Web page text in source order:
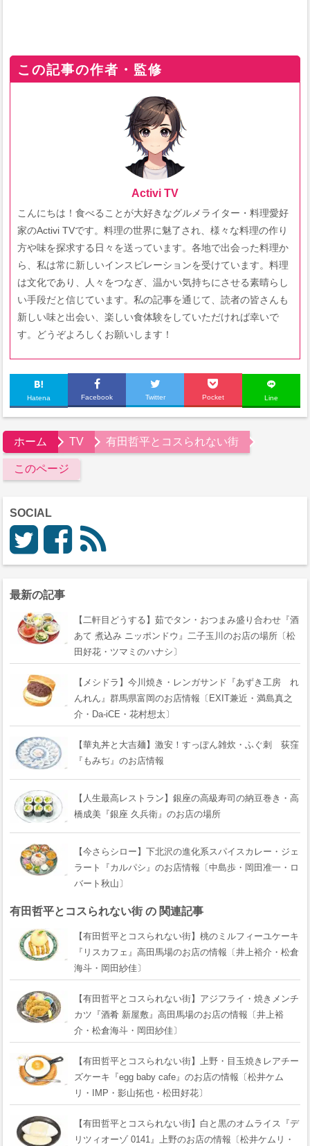
この記事の作者・監修
Activi TV
こんにちは！食べることが大好きなグルメライター・料理愛好
家のActivi TVです。料理の世界に魅了され、様々な料理の作り
方や味を探求する日々を送っています。各地で出会った料理か
ら、私は常に新しいインスピレーションを受けています。料理
は文化であり、人々をつなぎ、温かい気持ちにさせる素晴らし
い手段だと信じています。私の記事を通じて、読者の皆さんも
新しい味と出会い、楽しい食体験をしていただければ幸いで
す。どうぞよろしくお願いします！
Hatena Facebook Twitter Pocket Line
ホーム TV 有田哲平とコスられない街
このページ
SOCIAL
最新の記事
【二軒目どうする】茹でタン・おつまみ盛り合わせ『酒
あて 煮込み ニッポンドウ』二子玉川のお店の場所〔松
田好花・ツマミのハナシ〕
【メシドラ】今川焼き・レンガサンド『あずき工房 れ
んれん』群馬県富岡のお店情報〔EXIT兼近・満島真之
介・Da-iCE・花村想太〕
【華丸丼と大吉麺】激安！すっぽん雑炊・ふぐ刺 荻窪
『もみぢ』のお店情報
【人生最高レストラン】銀座の高級寿司の納豆巻き・高
橋成美『銀座 久兵衛』のお店の場所
【今さらシロー】下北沢の進化系スパイスカレー・ジェ
ラート『カルパシ』のお店情報〔中島歩・岡田准一・ロ
バート秋山〕
有田哲平とコスられない街 の 関連記事
【有田哲平とコスられない街】桃のミルフィーユケーキ
『リスカフェ』高田馬場のお店の情報〔井上裕介・松倉
海斗・岡田紗佳〕
【有田哲平とコスられない街】アジフライ・焼きメンチ
カツ『酒肴 新屋敷』高田馬場のお店の情報〔井上裕
介・松倉海斗・岡田紗佳〕
【有田哲平とコスられない街】上野・目玉焼きレアチー
ズケーキ『egg baby cafe』のお店の情報〔松井ケム
リ・IMP・影山拓也・松田好花〕
【有田哲平とコスられない街】白と黒のオムライス『デ
リツィオーゾ 0141』上野のお店の情報〔松井ケムリ・